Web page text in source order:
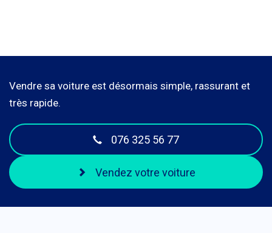
Vendre sa voiture est désormais simple, rassurant et
très rapide.
076 325 56 77
Vendez votre voiture